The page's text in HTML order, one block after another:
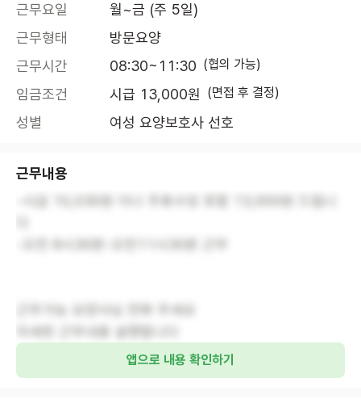
근무요일
월~금 (주 5일)
근무형태
방문요양
근무시간
08:30~11:30 (협의 가능)
임금조건 시급 13,000원 (면접 후 결정)
성별 여성 요양보호사 선호
근무내용
앱으로 내용 확인하기